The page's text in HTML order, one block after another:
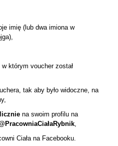
imię (lub dwa imiona w
którym voucher został
tak aby było widoczne, na
na swoim profilu na
,
Ciała na Facebooku.